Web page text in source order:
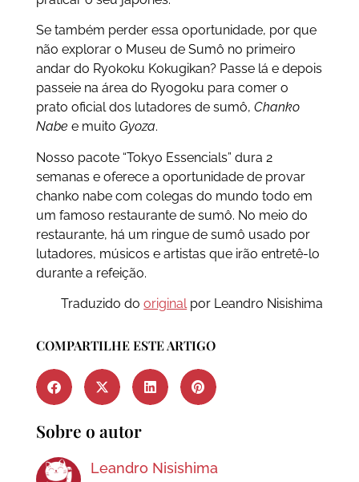
Se também perder essa oportunidade, por que
não explorar o Museu de Sumô no primeiro
andar do Ryokoku Kokugikan? Passe lá e depois
passeie na área do Ryogoku para comer o
prato oficial dos lutadores de sumô, Chanko
Nabe e muito Gyoza.
Nosso pacote “Tokyo Essencials” dura 2
semanas e oferece a oportunidade de provar
chanko nabe com colegas do mundo todo em
um famoso restaurante de sumô. No meio do
restaurante, há um ringue de sumô usado por
lutadores, músicos e artistas que irão entretê-lo
durante a refeição.
Traduzido dooriginalpor Leandro Nisishima
COMPARTILHE ESTE ARTIGO
Sobre o autor
Leandro Nisishima